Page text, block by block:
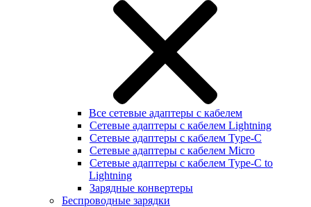
Все сетевые адаптеры с кабелем
Сетевые адаптеры с кабелем Lightning
Сетевые адаптеры с кабелем Type-C
Сетевые адаптеры с кабелем Micro
Сетевые адаптеры с кабелем Type-C to
Lightning
Зарядные конвертеры
Беспроводные зарядки